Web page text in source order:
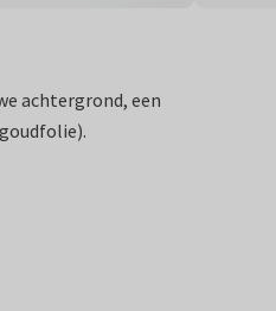
achtergrond, een